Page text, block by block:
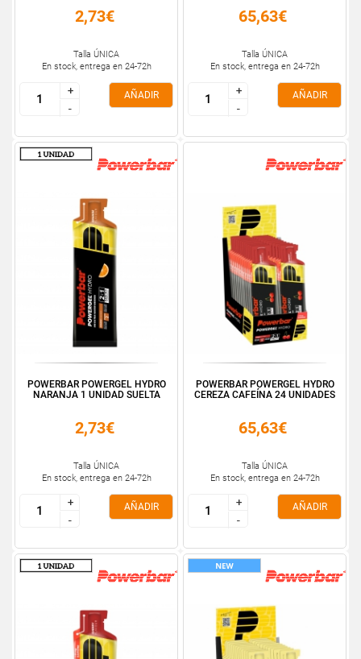
2,73€
Talla ÚNICA
En stock, entrega en 24-72h
+
-
+
-
AÑADIR
65,63€
Talla ÚNICA
En stock, entrega en 24-72h
+
-
+
-
AÑADIR
POWERBAR POWERGEL HYDRO
NARANJA 1 UNIDAD SUELTA
2,73€
Talla ÚNICA
En stock, entrega en 24-72h
+
-
+
-
AÑADIR
POWERBAR POWERGEL HYDRO
CEREZA CAFEÍNA 24 UNIDADES
65,63€
Talla ÚNICA
En stock, entrega en 24-72h
+
-
+
-
AÑADIR